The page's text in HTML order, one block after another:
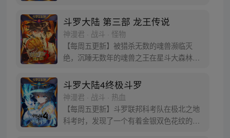
后的斗罗大陆上，唐门式微，一代天骄霍雨
浩横空出世，一切的神奇都将一一展现。 唐
门暗器能否重振雄风，唐门能否重现辉煌，
一切尽绝世唐门！
斗罗大陆 第三部 龙王传说
神漫君 · 战斗 · 怪物
【每周五更新】被猎杀无数的魂兽濒临灭
绝，沉睡无数年的魂兽之王在星斗大森林最
魂”遇上执着而顽强的少年唐舞麟，万众瞩目
的武魂传奇将再次被书写。我们不期待奇
迹，但要给奇迹一个机会。
斗罗大陆4终极斗罗
神漫君 · 战斗 · 热血
【每周五更新】斗罗联邦科考队在极北之地
科考时，发现了一个有着金银双色花纹的